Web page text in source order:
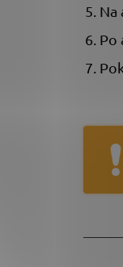
Na
Po